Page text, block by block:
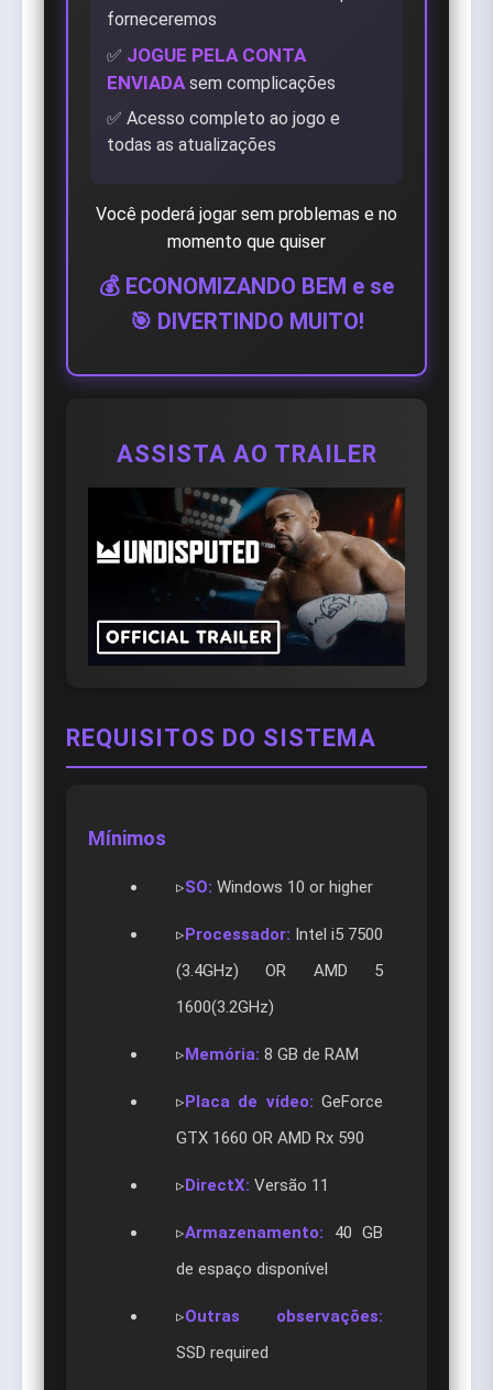
forneceremos
✅ JOGUE PELA CONTA
ENVIADAsem complicações
✅ Acesso completo ao jogo e
todas as atualizações
Você poderá jogar sem problemas e no
momento que quiser
💰 ECONOMIZANDO BEM e se
🎯 DIVERTINDO MUITO!
ASSISTA AO TRAILER
REQUISITOS DO SISTEMA
Mínimos
▹SO: Windows 10 or higher
▹Processador: Intel i5 7500
(3.4GHz) OR AMD 5
1600(3.2GHz)
▹Memória: 8 GB de RAM
▹Placa de vídeo: GeForce
GTX 1660 OR AMD Rx 590
▹DirectX: Versão 11
▹Armazenamento: 40 GB
de espaço disponível
▹Outras observações:
SSD required